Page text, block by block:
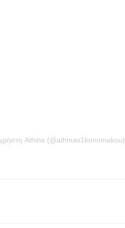
χρήστη Athina (@athinao1konomakou)